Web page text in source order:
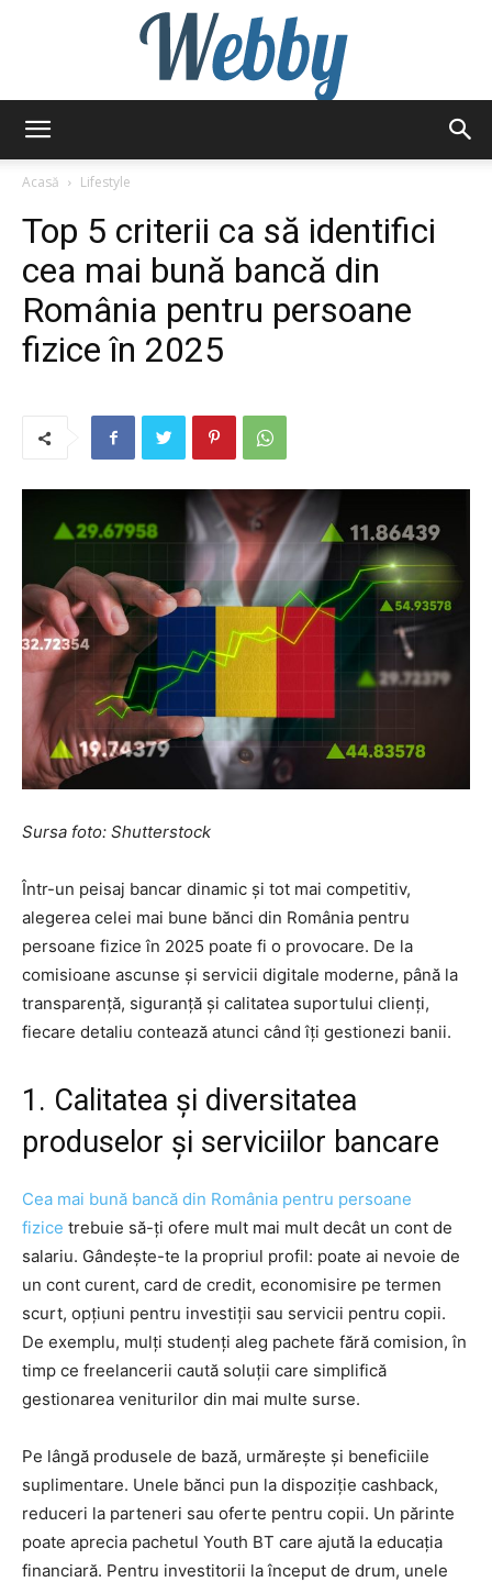
Acasă
Lifestyle
Top 5 criterii ca să identifici
cea mai bună bancă din
România pentru persoane
fizice în 2025
Sursa foto: Shutterstock
Într-un peisaj bancar dinamic și tot mai competitiv,
alegerea celei mai bune bănci din România pentru
persoane fizice în 2025 poate fi o provocare. De la
comisioane ascunse și servicii digitale moderne, până la
transparență, siguranță și calitatea suportului clienți,
fiecare detaliu contează atunci când îți gestionezi banii.
1. Calitatea și diversitatea
produselor și serviciilor bancare
Cea mai bună bancă din România pentru persoane
fizice trebuie să-ți ofere mult mai mult decât un cont de
salariu. Gândește-te la propriul profil: poate ai nevoie de
un cont curent, card de credit, economisire pe termen
scurt, opțiuni pentru investiții sau servicii pentru copii.
De exemplu, mulți studenți aleg pachete fără comision, în
timp ce freelancerii caută soluții care simplifică
gestionarea veniturilor din mai multe surse.
Pe lângă produsele de bază, urmărește și beneficiile
suplimentare. Unele bănci pun la dispoziție cashback,
reduceri la parteneri sau oferte pentru copii. Un părinte
poate aprecia pachetul Youth BT care ajută la educația
financiară. Pentru investitorii la început de drum, unele